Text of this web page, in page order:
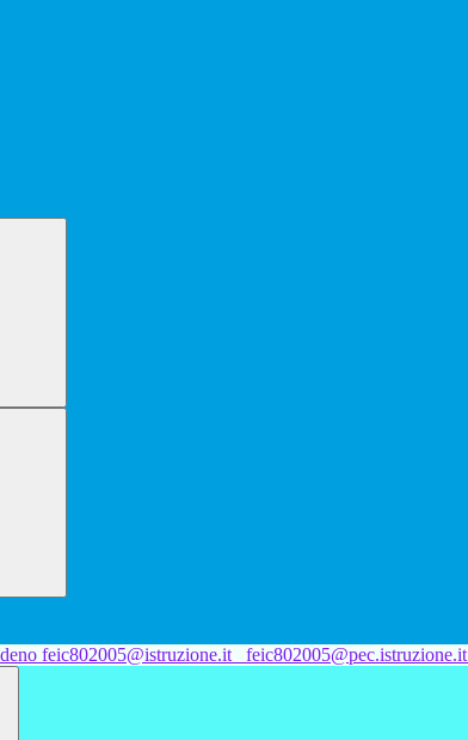
feic802005@istruzione.it feic802005@pec.istruzione.it